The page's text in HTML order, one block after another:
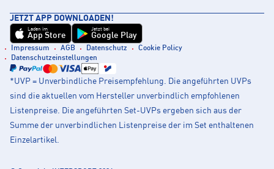
JETZT APP DOWNLOADEN!
Laden im
App Store
Jetzt bei
Google Play
Impressum AGB Datenschutz
Cookie Policy
Datenschutzeinstellungen
*UVP = Unverbindliche Preisempfehlung. Die angeführten UVPs
sind die aktuellen vom Hersteller unverbindlich empfohlenen
Listenpreise. Die angeführten Set-UVPs ergeben sich aus der
Summe der unverbindlichen Listenpreise der im Set enthaltenen
Einzelartikel.